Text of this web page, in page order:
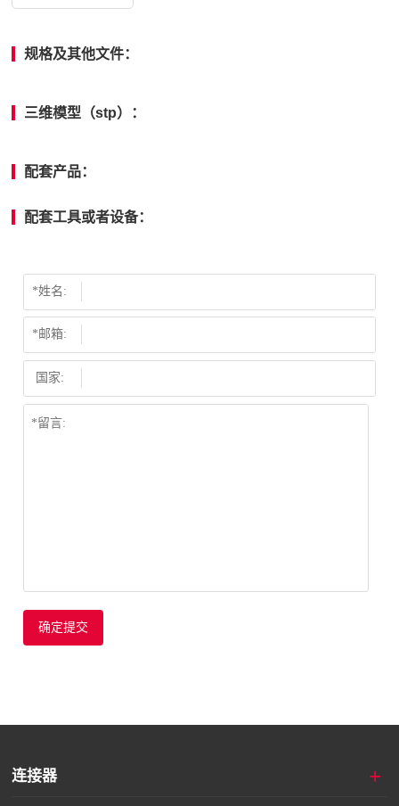
规格及其他文件：
三维模型（stp）：
配套产品：
配套工具或者设备：
*姓名:
*邮箱:
国家:
确定提交
连接器 +